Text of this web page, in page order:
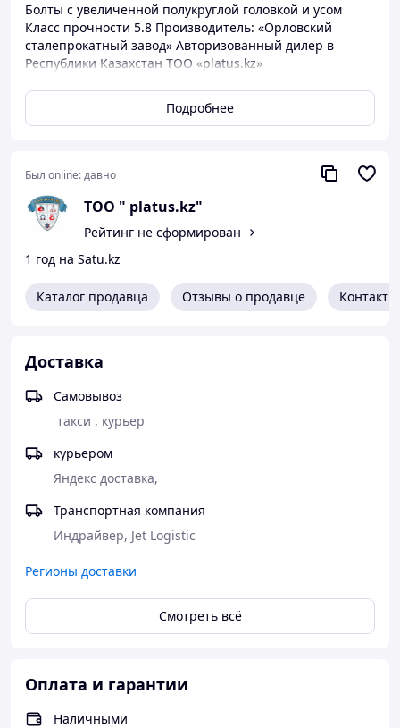
Болты с увеличенной полукруглой головкой и усом
Класс прочности 5.8 Производитель: «Орловский
сталепрокатный завод» Авторизованный дилер в
Республики Казахстан ТОО «platus.kz»
Подробнее
Был online:давно
ТОО " platus.kz"
Рейтинг не сформирован
1 год на Satu.kz
Каталог продавца Отзывы о продавце Контакты
Доставка
Самовывоз
такси , курьер
курьером
Яндекс доставка,
Транспортная компания
Индрайвер, Jet Logistic
Регионы доставки
Смотреть всё
Оплата и гарантии
Наличными